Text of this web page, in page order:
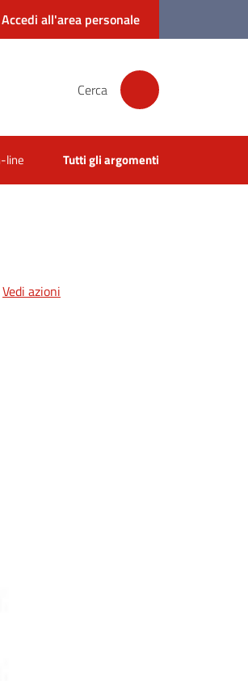
Accedi all'area personale
Cerca
line Tutti gli argomenti
Vedi azioni